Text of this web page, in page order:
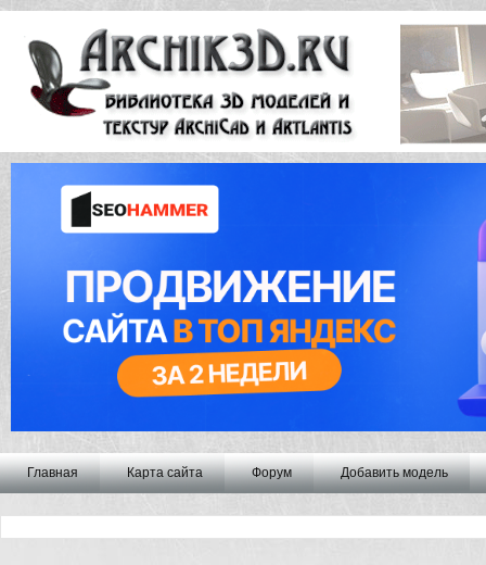
Главная Карта сайта Форум Добавить модель